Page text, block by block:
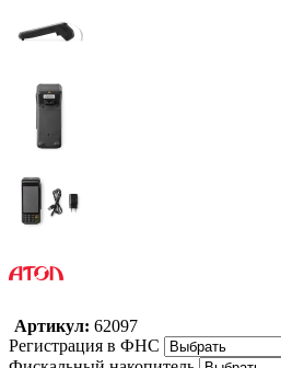
Артикул: 62097
Регистрация в ФНС